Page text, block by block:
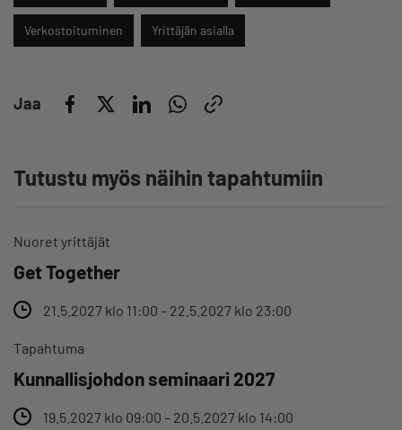
Verkostoituminen Yrittäjän asialla
Jaa
Tutustu myös näihin tapahtumiin
Nuoret yrittäjät
Get Together
21.5.2027 klo 11:00 – 22.5.2027 klo 23:00
Tapahtuma
Kunnallisjohdon seminaari 2027
19.5.2027 klo 09:00 – 20.5.2027 klo 14:00